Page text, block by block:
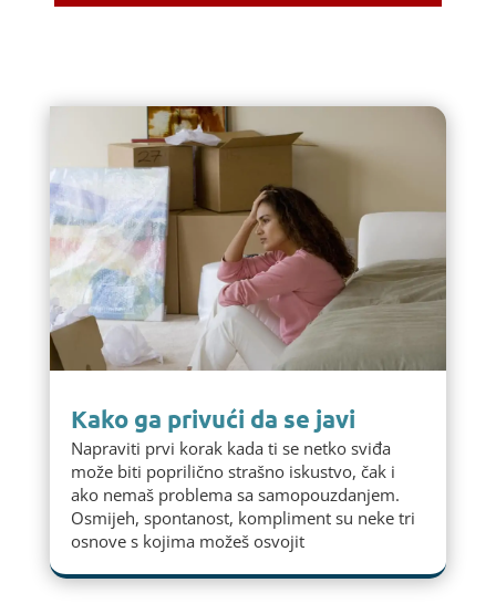
Kako ga privući da se javi
Napraviti prvi korak kada ti se netko sviđa
može biti poprilično strašno iskustvo, čak i
ako nemaš problema sa samopouzdanjem.
Osmijeh, spontanost, kompliment su neke tri
osnove s kojima možeš osvojit